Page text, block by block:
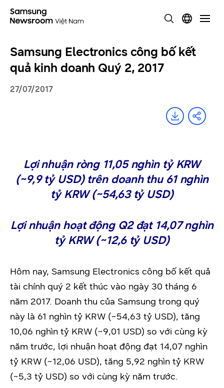
Samsung Electronics công bố kết
quả kinh doanh Quý 2, 2017
27/07/2017
Lợi nhuận ròng 11,05 nghìn tỷ KRW
(~9,9 tỷ USD) trên doanh thu 61 nghìn
tỷ KRW (~54,63 tỷ USD)
Lợi nhuận hoạt động Q2 đạt 14,07 nghìn
tỷ KRW (~12,6 tỷ USD)
Hôm nay, Samsung Electronics công bố kết quả
tài chính quý 2 kết thúc vào ngày 30 tháng 6
năm 2017. Doanh thu của Samsung trong quý
này là 61 nghìn tỷ KRW (~54,63 tỷ USD), tăng
10,06 nghìn tỷ KRW (~9,01 USD) so với cùng kỳ
năm trước, lợi nhuận hoạt động đạt 14,07 nghìn
tỷ KRW (~12,06 USD), tăng 5,92 nghìn tỷ KRW
(~5,3 tỷ USD) so với cùng kỳ năm trước.